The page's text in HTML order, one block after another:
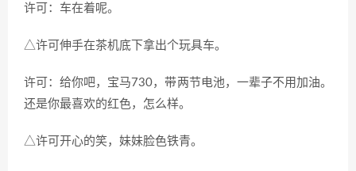
许可：车在着呢。
△许可伸手在茶机底下拿出个玩具车。
许可：给你吧，宝马 730，带两节电池，一辈子不用加油。
还是你最喜欢的红色，怎么样。
△许可开心的笑，妹妹脸色铁青。